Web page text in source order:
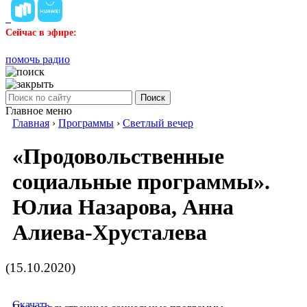
Сейчас в эфире:
помочь радио
Поиск
Главное меню
Главная › Программы › Светлый вечер
«Продовольственные
социальные программы».
Юлиа Назарова, Анна
Алиева-Хрусталева
(15.10.2020)
Скачать